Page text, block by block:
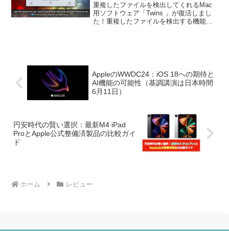
重複したファイルを検出してくれるMac
用ソフトウェア「Twins 」が復活しまし
た！重複したファイルを検出する機能を
AppleのWWDC24：iOS 18への期待と
AI機能の可能性（基調講演は日本時間
6月11日）
円安時代の賢い選択：最新M4 iPad
ProとApple公式整備済製品の比較ガイ
ド
ホーム レビュー